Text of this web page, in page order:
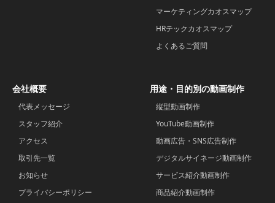
マーケティングカオスマップ
HRテックカオスマップ
よくあるご質問
会社概要
代表メッセージ
スタッフ紹介
アクセス
取引先一覧
お知らせ
プライバシーポリシー
用途・目的別の動画制作
縦型動画制作
YouTube動画制作
動画広告・SNS広告制作
デジタルサイネージ動画制作
サービス紹介動画制作
商品紹介動画制作